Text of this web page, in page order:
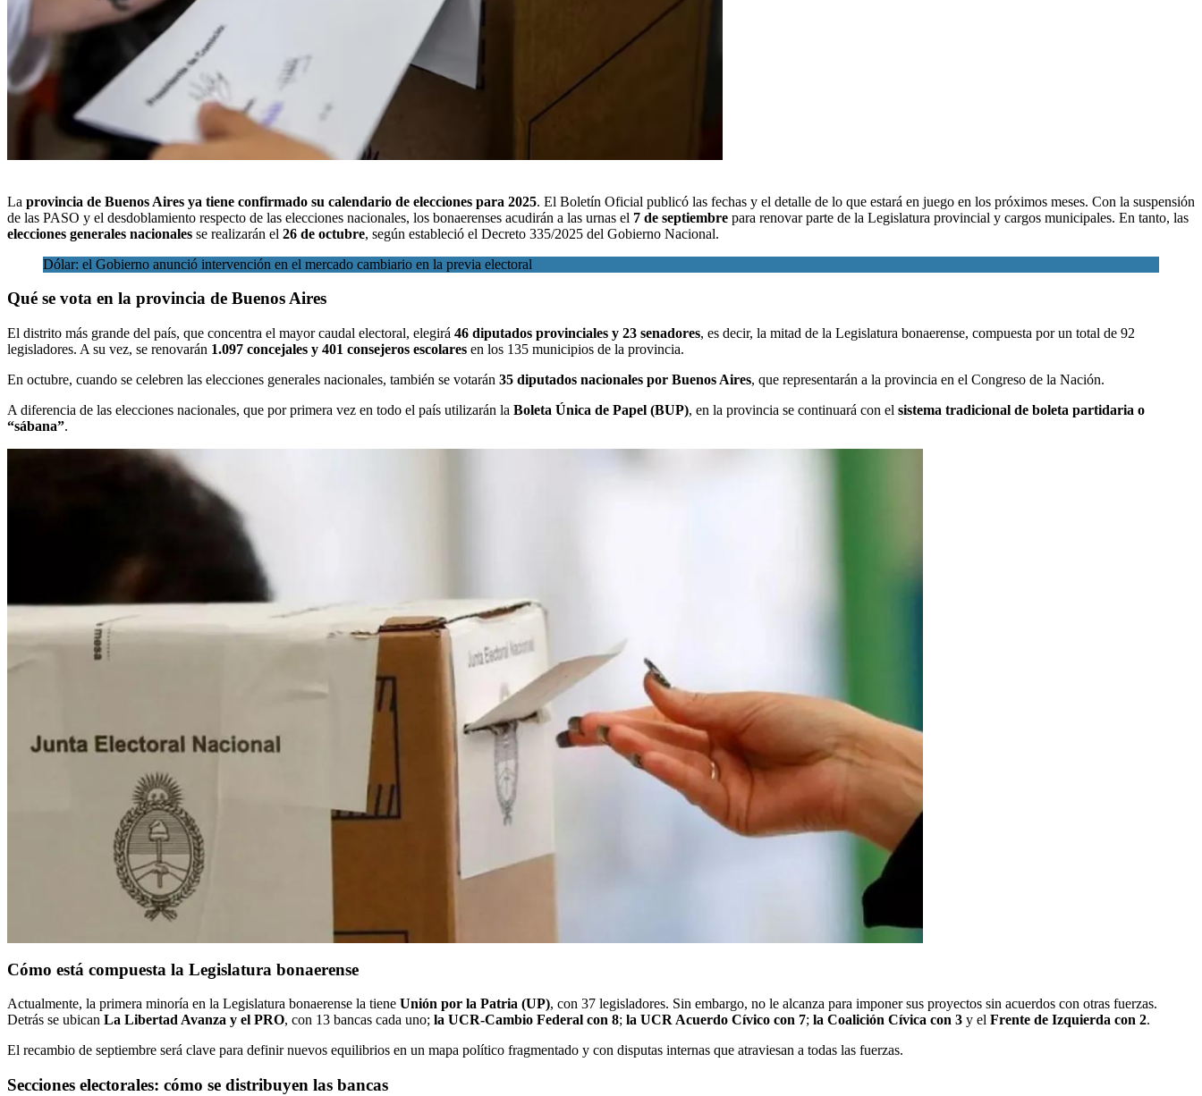
La provincia de Buenos Aires ya tiene confirmado su calendario de elecciones para 2025. El Boletín Oficial publicó las fechas y el detalle de lo que estará en juego en los próximos meses. Con la suspensión
de las PASO y el desdoblamiento respecto de las elecciones nacionales, los bonaerenses acudirán a las urnas el 7 de septiembre para renovar parte de la Legislatura provincial y cargos municipales. En tanto, las
elecciones generales nacionales se realizarán el 26 de octubre, según estableció el Decreto 335/2025 del Gobierno Nacional.
Dólar: el Gobierno anunció intervención en el mercado cambiario en la previa electoral
Qué se vota en la provincia de Buenos Aires
El distrito más grande del país, que concentra el mayor caudal electoral, elegirá 46 diputados provinciales y 23 senadores, es decir, la mitad de la Legislatura bonaerense, compuesta por un total de 92
legisladores. A su vez, se renovarán 1.097 concejales y 401 consejeros escolares en los 135 municipios de la provincia.
En octubre, cuando se celebren las elecciones generales nacionales, también se votarán 35 diputados nacionales por Buenos Aires, que representarán a la provincia en el Congreso de la Nación.
A diferencia de las elecciones nacionales, que por primera vez en todo el país utilizarán la Boleta Única de Papel (BUP), en la provincia se continuará con el sistema tradicional de boleta partidaria o
“sábana”.
Cómo está compuesta la Legislatura bonaerense
Actualmente, la primera minoría en la Legislatura bonaerense la tiene Unión por la Patria (UP), con 37 legisladores. Sin embargo, no le alcanza para imponer sus proyectos sin acuerdos con otras fuerzas.
Detrás se ubican La Libertad Avanza y el PRO, con 13 bancas cada uno; la UCR-Cambio Federal con 8; la UCR Acuerdo Cívico con 7; la Coalición Cívica con 3 y el Frente de Izquierda con 2.
El recambio de septiembre será clave para definir nuevos equilibrios en un mapa político fragmentado y con disputas internas que atraviesan a todas las fuerzas.
Secciones electorales: cómo se distribuyen las bancas